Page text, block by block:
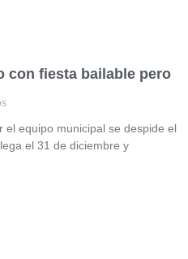
con fiesta bailable pero
equipo municipal se despide el
el 31 de diciembre y